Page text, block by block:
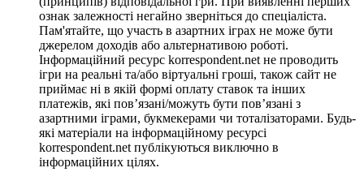
ознак залежності негайно зверніться до спеціаліста.
Пам'ятайте, що участь в азартних іграх не може бути
джерелом доходів або альтернативою роботі.
Інформаційний ресурс korrespondent.net не проводить
ігри на реальні та/або віртуальні гроші, також сайт не
приймає ні в якій формі оплату ставок та інших
платежів, які пов’язані/можуть бути пов’язані з
азартними іграми, букмекерами чи тоталізаторами. Будь-
які матеріали на інформаційному ресурсі
korrespondent.net публікуються виключно в
інформаційних цілях.